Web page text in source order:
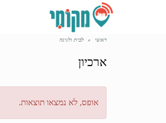
ראשי » לבית ולגינה
ארכיון
אופס, לא נמצאו תוצאות.